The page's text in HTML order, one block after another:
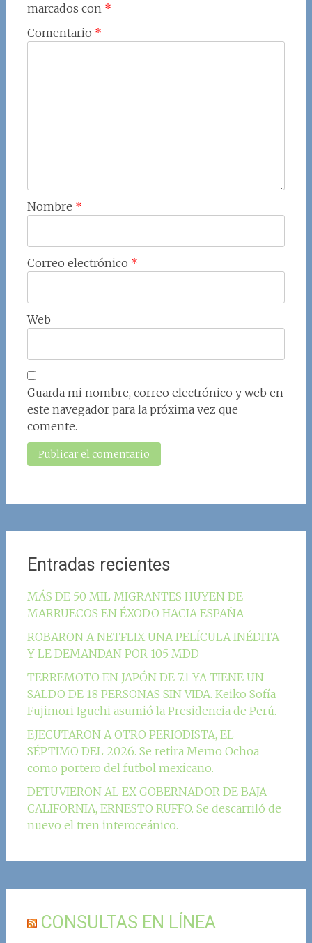
marcados con *
Comentario *
Nombre *
Correo electrónico *
Web
Guarda mi nombre, correo electrónico y web en
este navegador para la próxima vez que
comente.
Entradas recientes
MÁS DE 50 MIL MIGRANTES HUYEN DE
MARRUECOS EN ÉXODO HACIA ESPAÑA
ROBARON A NETFLIX UNA PELÍCULA INÉDITA
Y LE DEMANDAN POR 105 MDD
TERREMOTO EN JAPÓN DE 7.1 YA TIENE UN
SALDO DE 18 PERSONAS SIN VIDA. Keiko Sofía
Fujimori Iguchi asumió la Presidencia de Perú.
EJECUTARON A OTRO PERIODISTA, EL
SÉPTIMO DEL 2026. Se retira Memo Ochoa
como portero del futbol mexicano.
DETUVIERON AL EX GOBERNADOR DE BAJA
CALIFORNIA, ERNESTO RUFFO. Se descarriló de
nuevo el tren interoceánico.
CONSULTAS EN LÍNEA